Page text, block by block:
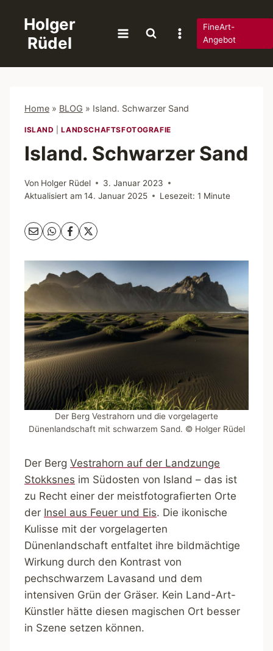
springen
Holger
Rüdel
FineArt-
Angebot
Home » BLOG » Island. Schwarzer Sand
ISLAND |LANDSCHAFTSFOTOGRAFIE
Island. Schwarzer Sand
Von Holger Rüdel
3. Januar 2023
Aktualisiert am 14. Januar 2025 Lesezeit: 1 Minute
Der Berg Vestrahorn und die vorgelagerte
Dünenlandschaft mit schwarzem Sand. © Holger Rüdel
Der Berg Vestrahorn auf der Landzunge
Stokksnes im Südosten von Island – das ist
zu Recht einer der meistfotografierten Orte
der Insel aus Feuer und Eis. Die ikonische
Kulisse mit der vorgelagerten
Dünenlandschaft entfaltet ihre bildmächtige
Wirkung durch den Kontrast von
pechschwarzem Lavasand und dem
intensiven Grün der Gräser. Kein Land-Art-
Künstler hätte diesen magischen Ort besser
in Szene setzen können.